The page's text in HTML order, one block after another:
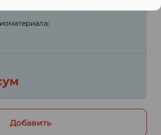
Добавить